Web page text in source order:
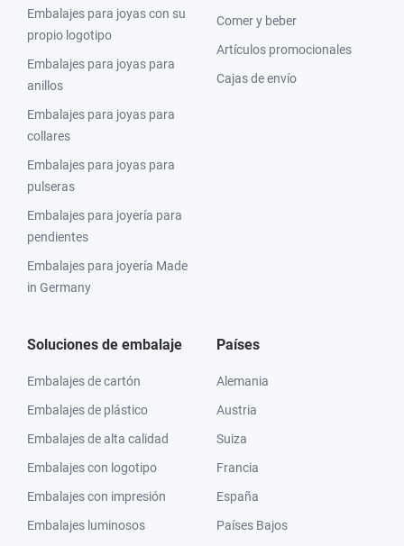
Embalajes para joyas con su
propio logotipo
Embalajes para joyas para
anillos
Embalajes para joyas para
collares
Embalajes para joyas para
pulseras
Embalajes para joyería para
pendientes
Embalajes para joyería Made
in Germany
Comer y beber
Artículos promocionales
Cajas de envío
Soluciones de embalaje
Embalajes de cartón
Embalajes de plástico
Embalajes de alta calidad
Embalajes con logotipo
Embalajes con impresión
Embalajes luminosos
Países
Alemania
Austria
Suiza
Francia
España
Países Bajos